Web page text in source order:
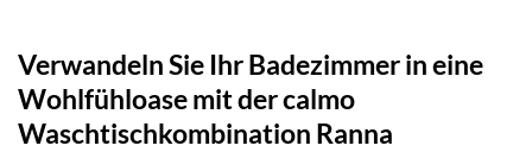
Verwandeln Sie Ihr Badezimmer in eine
Wohlfühloase mit der calmo
Waschtischkombination Ranna